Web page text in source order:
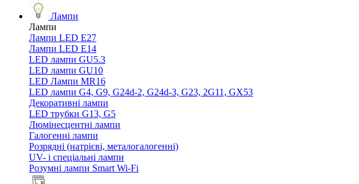
Лампи
Лампи
Лампи LED E27
Лампи LED Е14
LED лампи GU5.3
LED лампи GU10
LED Лампи MR16
LED лампи G4, G9, G24d-2, G24d-3, G23, 2G11, GX53
Декоративні лампи
LED трубки G13, G5
Люмінесцентні лампи
Галогенні лампи
Розрядні (натрієві, металогалогенні)
UV- і спеціальні лампи
Розумні лампи Smart Wi-Fi